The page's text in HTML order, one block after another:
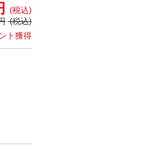
(税込)
(税込)
ト獲得